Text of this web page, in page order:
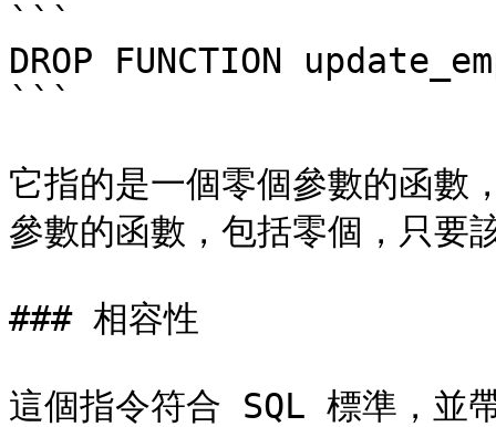
```
DROP FUNCTION
```
它指的是一個零個參數的函數
參數的函數，包括零個，只要
### 相容性
這個指令符合 SQL 標準，